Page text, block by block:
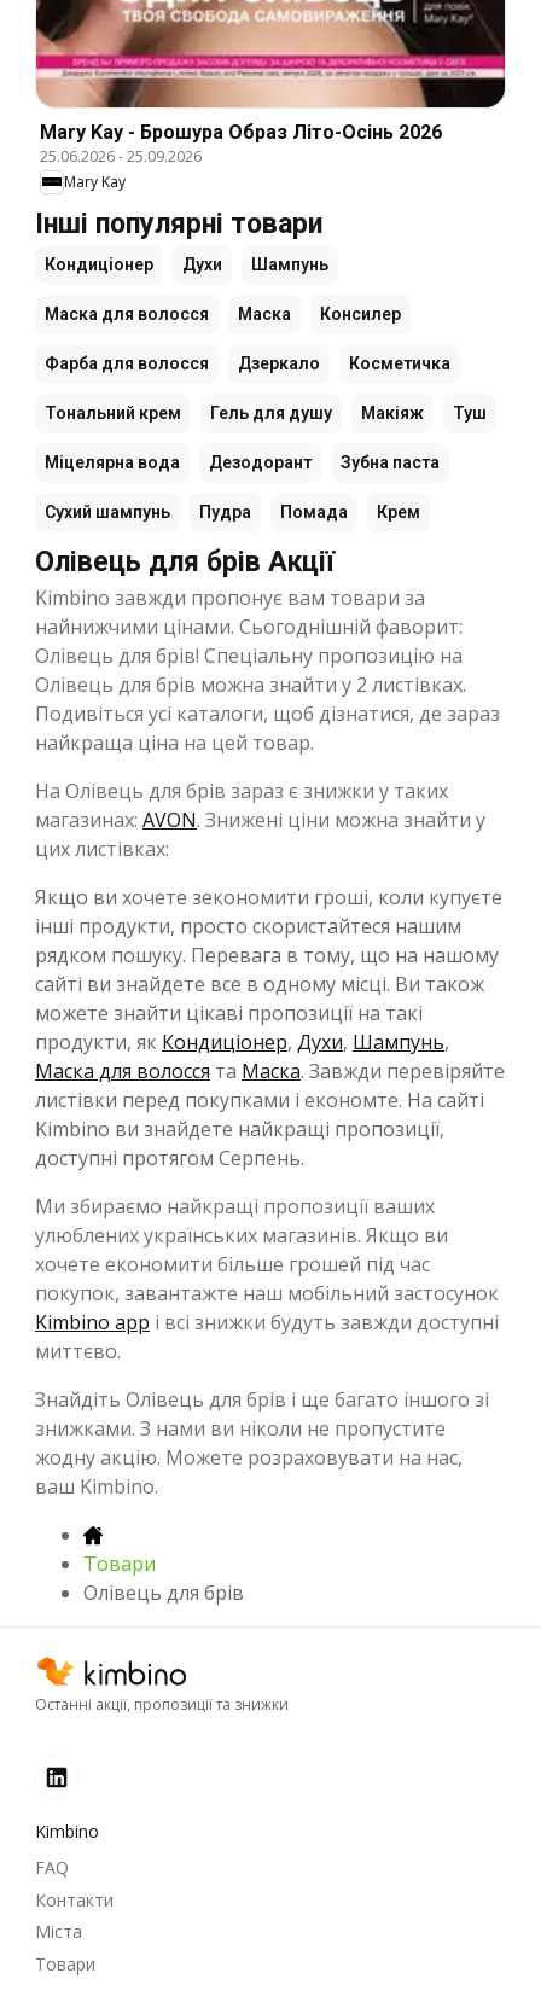
Mary Kay - Брошура Образ Літо-Осінь 2026
25.06.2026-25.09.2026
Mary Kay
Інші популярні товари
Кондиціонер Духи Шампунь
Маска для волосся Маска Консилер
Фарба для волосся Дзеркало Косметичка
Тональний крем Гель для душу Макіяж Туш
Міцелярна вода Дезодорант Зубна паста
Сухий шампунь Пудра Помада Крем
Олівець для брів Акції
Kimbino завжди пропонує вам товари за
найнижчими цінами. Сьогоднішній фаворит:
Олівець для брів! Спеціальну пропозицію на
Олівець для брів можна знайти у 2 листівках.
Подивіться усі каталоги, щоб дізнатися, де зараз
найкраща ціна на цей товар.
На Олівець для брів зараз є знижки у таких
магазинах: AVON. Знижені ціни можна знайти у
цих листівках:
Якщо ви хочете зекономити гроші, коли купуєте
інші продукти, просто скористайтеся нашим
рядком пошуку. Перевага в тому, що на нашому
сайті ви знайдете все в одному місці. Ви також
можете знайти цікаві пропозиції на такі
продукти, як Кондиціонер, Духи, Шампунь,
Маска для волосся та Маска. Завжди перевіряйте
листівки перед покупками і економте. На сайті
Kimbino ви знайдете найкращі пропозиції,
доступні протягом Серпень.
Ми збираємо найкращі пропозиції ваших
улюблених українських магазинів. Якщо ви
хочете економити більше грошей під час
покупок, завантажте наш мобільний застосунок
Kimbino app і всі знижки будуть завжди доступні
миттєво.
Знайдіть Олівець для брів і ще багато іншого зі
знижками. З нами ви ніколи не пропустите
жодну акцію. Можете розраховувати на нас,
ваш Kimbino.
Товари
Олівець для брів
Останні акції, пропозиції та знижки
Kimbino
FAQ
Контакти
Міста
Товари